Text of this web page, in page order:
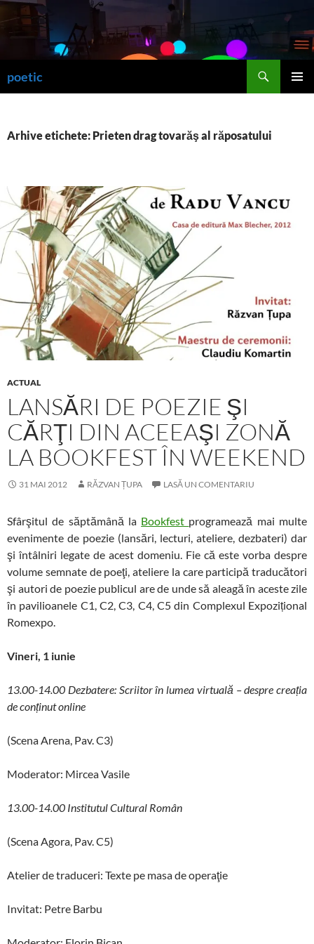
la
poetic
Arhive etichete: Prieten drag tovarăş al răposatului
ACTUAL
LANSĂRI DE POEZIE ŞI
CĂRŢI DIN ACEEAŞI ZONĂ
LA BOOKFEST ÎN WEEKEND
31 MAI 2012 RĂZVAN ȚUPA LASĂ UN COMENTARIU
Sfârşitul de săptămână la Bookfest programează mai multe
evenimente de poezie (lansări, lecturi, ateliere, dezbateri) dar
şi întâlniri legate de acest domeniu. Fie că este vorba despre
volume semnate de poeţi, ateliere la care participă traducători
şi autori de poezie publicul are de unde să aleagă în aceste zile
în pavilioanele C1, C2, C3, C4, C5 din Complexul Expozițional
Romexpo.
Vineri, 1 iunie
13.00-14.00 Dezbatere: Scriitor în lumea virtuală – despre creația
de conținut online
(Scena Arena, Pav. C3)
Moderator: Mircea Vasile
13.00-14.00 Institutul Cultural Român
(Scena Agora, Pav. C5)
Atelier de traduceri: Texte pe masa de operaţie
Invitat: Petre Barbu